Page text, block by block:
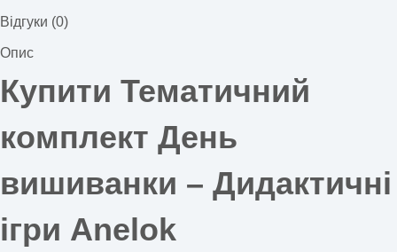
Відгуки (0)
Опис
Купити Тематичний
комплект День
вишиванки – Дидактичні
ігри Anelok